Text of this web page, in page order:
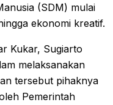
(SDM) mulai
ekonomi kreatif.
Kukar, Sugiarto
melaksanakan
tersebut pihaknya
Pemerintah